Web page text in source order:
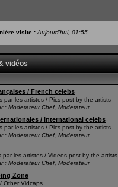
visite :Aujourd'hui, 01:55
vidéos
/ French celebs
par les artistes / Pics post by the artists
:Moderateur Chef,Moderateur
/ International celebs
par les artistes / Pics post by the artists
:Moderateur Chef,Moderateur
par les artistes / Videos post by the artists
:Moderateur Chef,Moderateur
Zone
Other Vidcaps